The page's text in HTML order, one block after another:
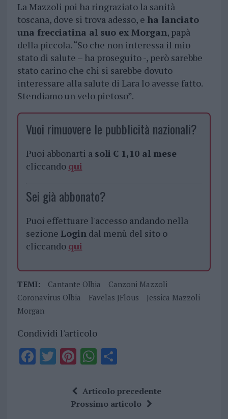
La Mazzoli poi ha ringraziato la sanità
toscana, dove si trova adesso, e ha lanciato
una frecciatina al suo ex Morgan, papà
della piccola. “So che non interessa il mio
stato di salute – ha proseguito -, però sarebbe
stato carino che chi si sarebbe dovuto
interessare alla salute di Lara lo avesse fatto.
Stendiamo un velo pietoso”.
Vuoi rimuovere le pubblicità nazionali?
Puoi abbonarti a soli € 1,10 al mese
cliccando qui
Sei già abbonato?
Puoi effettuare l'accesso andando nella
sezione Logindal menù del sito o
cliccando qui
TEMI: Cantante Olbia
Canzoni Mazzoli
Coronavirus Olbia
Favelas JFlous
Jessica Mazzoli
Morgan
Condividi l'articolo
F T Pi
te
re
W
at
s
S
a
re
Articolo precedente
Prossimo articolo